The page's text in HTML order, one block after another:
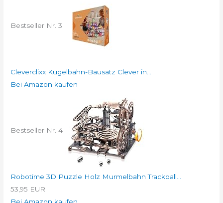
Bestseller Nr. 3
Cleverclixx Kugelbahn-Bausatz Clever in...
Bei Amazon kaufen
Bestseller Nr. 4
Robotime 3D Puzzle Holz Murmelbahn Trackball...
53,95 EUR
Bei Amazon kaufen